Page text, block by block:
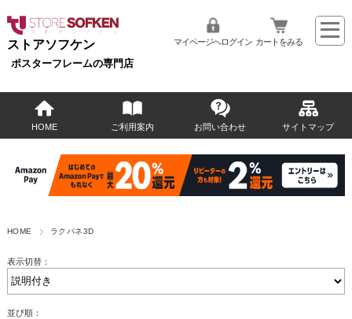
ストアソフケン
ポスターフレームの専門店
マイページへログイン カートをみる
HOME ご利用案内 お問い合わせ サイトマップ
HOME ラクパネ3D
表示切替：
並び順：